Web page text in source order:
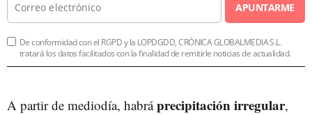
APUNTARME
De conformidad con el RGPD y la LOPDGDD, CRÓNICA GLOBALMEDIA S.L.
tratará los datos facilitados con la finalidad de remitirle noticias de actualidad.
A partir de mediodía, habráprecipitación irregular,